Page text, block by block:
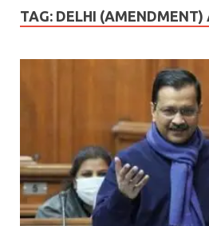
TAG: DELHI (AMENDMENT)